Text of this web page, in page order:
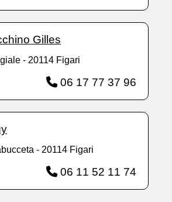
Gilles
- 20114 Figari
06 17 77 37 96
- 20114 Figari
06 11 52 11 74